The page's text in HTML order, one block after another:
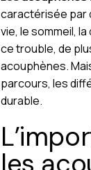
caractérisée par
vie, le sommeil,
ce trouble, de
acouphènes.
parcours, les
durable.